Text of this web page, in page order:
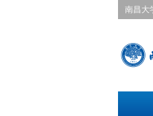
南昌大